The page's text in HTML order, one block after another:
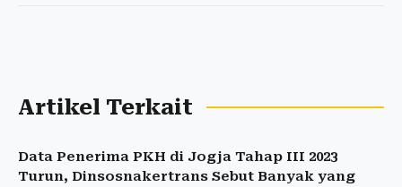
Artikel Terkait
Data Penerima PKH di Jogja Tahap III 2023
Turun, Dinsosnakertrans Sebut Banyak yang